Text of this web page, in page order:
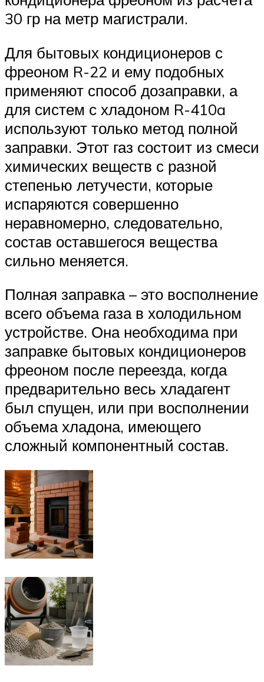
30 гр на метр магистрали.
Для бытовых кондиционеров с
фреоном R-22 и ему подобных
применяют способ дозаправки, а
для систем с хладоном R-410a
используют только метод полной
заправки. Этот газ состоит из смеси
химических веществ с разной
степенью летучести, которые
испаряются совершенно
неравномерно, следовательно,
состав оставшегося вещества
сильно меняется.
Полная заправка – это восполнение
всего объема газа в холодильном
устройстве. Она необходима при
заправке бытовых кондиционеров
фреоном после переезда, когда
предварительно весь хладагент
был спущен, или при восполнении
объема хладона, имеющего
сложный компонентный состав.